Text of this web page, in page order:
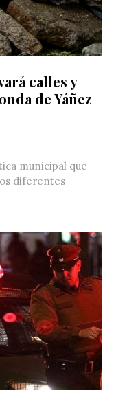
calles y
de Yáñez
municipal que
diferentes